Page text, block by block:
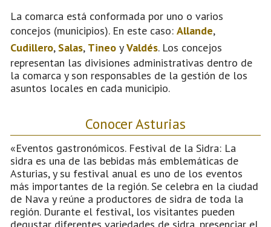
La comarca está conformada por uno o varios
concejos (municipios). En este caso: Allande,
Cudillero, Salas, Tineo yValdés. Los concejos
representan las divisiones administrativas dentro de
la comarca y son responsables de la gestión de los
asuntos locales en cada municipio.
Conocer Asturias
«Eventos gastronómicos. Festival de la Sidra: La
sidra es una de las bebidas más emblemáticas de
Asturias, y su festival anual es uno de los eventos
más importantes de la región. Se celebra en la ciudad
de Nava y reúne a productores de sidra de toda la
región. Durante el festival, los visitantes pueden
degustar diferentes variedades de sidra, presenciar el